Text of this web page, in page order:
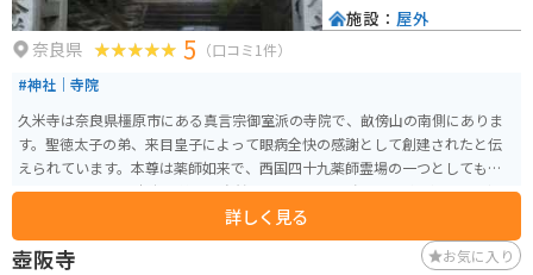
奈良県 5 （口コミ1件）
#神社｜寺院
久米寺は奈良県橿原市にある真言宗御室派の寺院で、畝傍山の南側にありま
す。聖徳太子の弟、来目皇子によって眼病全快の感謝として創建されたと伝
えられています。本尊は薬師如来で、西国四十九薬師霊場の一つとしても知
られています。 久米寺は美しい自然に囲まれ、特に春には境内が色とりどり
の花々で彩られます。また、久米寺には飛行中に娘に見とれて墜落した伝説
の久米仙人に関する話も残っており、歴史や伝説に興味がある人にとって魅
力的なスポットです。
詳しく見る
施設： 屋外
壺阪寺 お気に入り